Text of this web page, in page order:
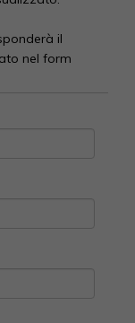
il
nel form